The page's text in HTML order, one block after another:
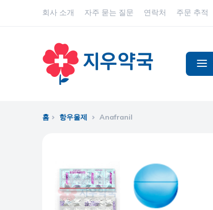
회사 소개 자주 묻는 질문 연락처 주문 추적
홈 항우울제 Anafranil